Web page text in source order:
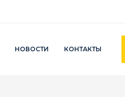
НОВОСТИ КОНТАКТЫ